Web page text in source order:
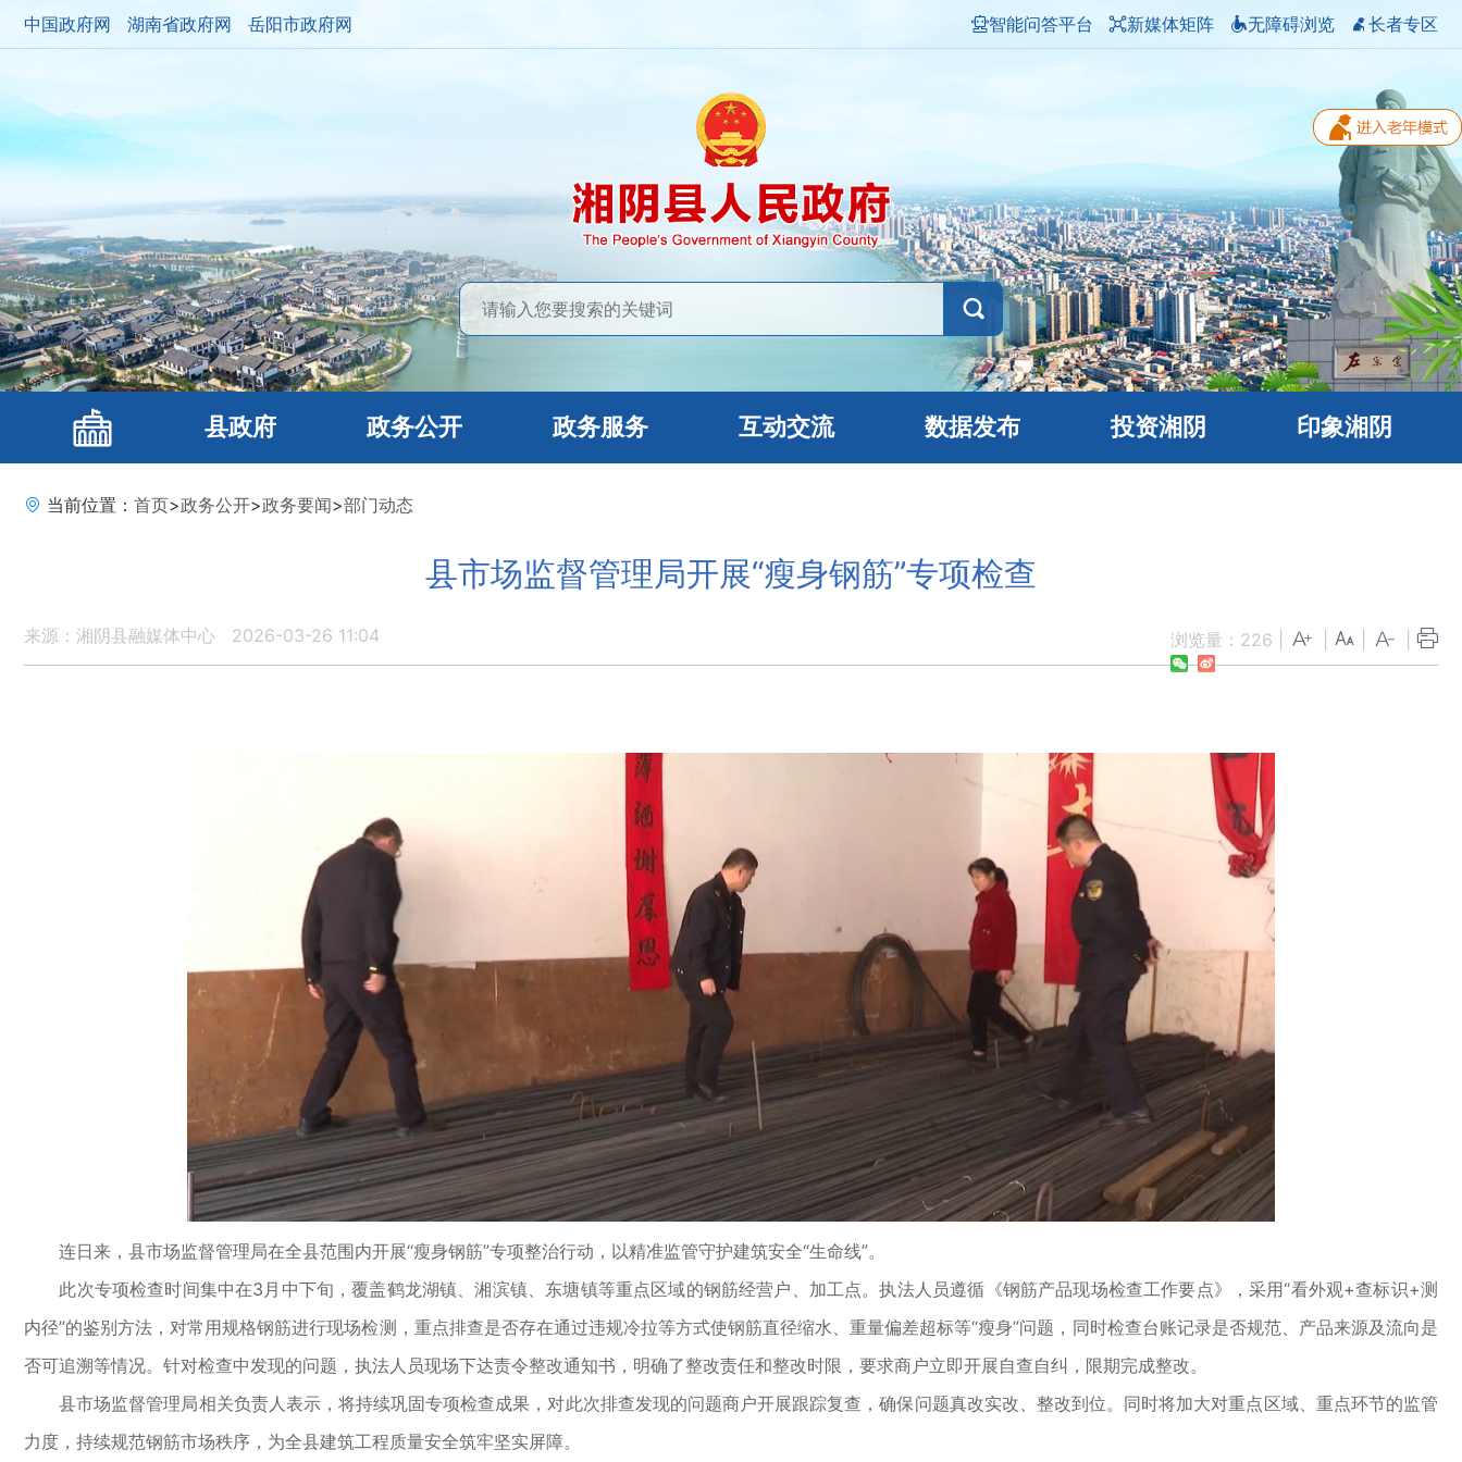
中国政府网 湖南省政府网 岳阳市政府网 智能问答平台 新媒体矩阵 无障碍浏览 长者专区
县政府 政务公开 政务服务 互动交流 数据发布 投资湘阴 印象湘阴
当前位置： 首页>政务公开>政务要闻>部门动态
县市场监督管理局开展“瘦身钢筋”专项检查
来源：湘阴县融媒体中心 2026-03-26 11:04 浏览量： 226
连日来，县市场监督管理局在全县范围内开展“瘦身钢筋”专项整治行动，以精准监管守护建筑安全“生命线”。
此次专项检查时间集中在3月中下旬，覆盖鹤龙湖镇、湘滨镇、东塘镇等重点区域的钢筋经营户、加工点。执法人员遵循《钢筋产品现场检查工作要点》，采用“看外观+查标识+测
内径”的鉴别方法，对常用规格钢筋进行现场检测，重点排查是否存在通过违规冷拉等方式使钢筋直径缩水、重量偏差超标等“瘦身”问题，同时检查台账记录是否规范、产品来源及流向是
否可追溯等情况。针对检查中发现的问题，执法人员现场下达责令整改通知书，明确了整改责任和整改时限，要求商户立即开展自查自纠，限期完成整改。
县市场监督管理局相关负责人表示，将持续巩固专项检查成果，对此次排查发现的问题商户开展跟踪复查，确保问题真改实改、整改到位。同时将加大对重点区域、重点环节的监管
力度，持续规范钢筋市场秩序，为全县建筑工程质量安全筑牢坚实屏障。